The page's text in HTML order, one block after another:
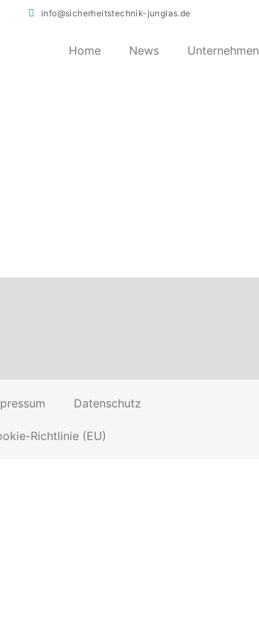
info@sicherheitstechnik-junglas.de
Home News Unternehmen
Datenschutz
Richtlinie (EU)